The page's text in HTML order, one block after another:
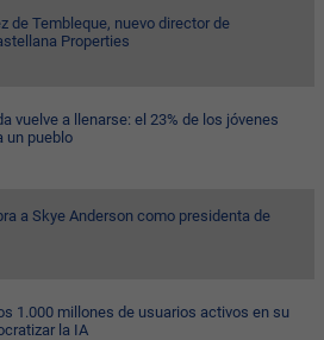
de Tembleque, nuevo director de
Properties
vuelve a llenarse: el 23% de los jóvenes
un pueblo
a Skye Anderson como presidenta de
1.000 millones de usuarios activos en su
la IA